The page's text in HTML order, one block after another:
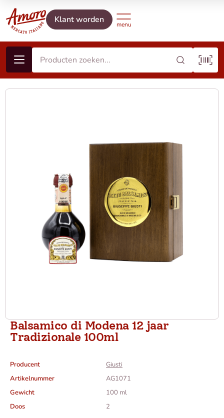
Klant worden
Balsamico di Modena 12 jaar
Tradizionale 100ml
Producent
Giusti
Artikelnummer
AG1071
Gewicht
100 ml
Doos
2